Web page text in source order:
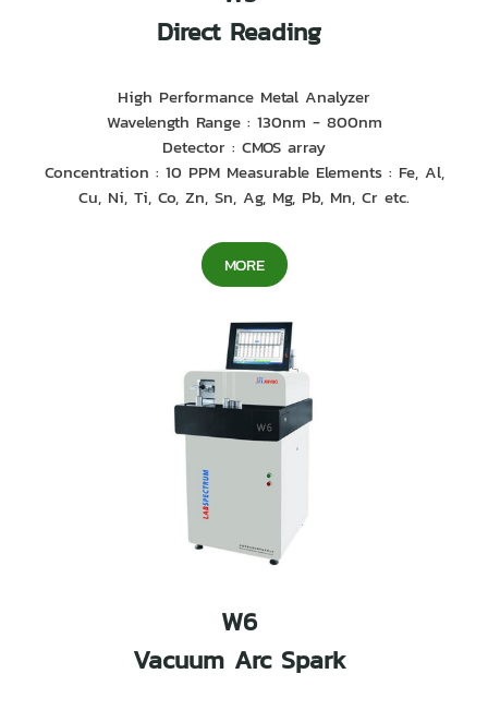
Direct Reading
High Performance Metal Analyzer
Wavelength Range : 130nm - 800nm
Detector : CMOS array
Concentration : 10 PPM Measurable Elements : Fe, Al,
Cu, Ni, Ti, Co, Zn, Sn, Ag, Mg, Pb, Mn, Cr etc.
MORE
W6
Vacuum Arc Spark